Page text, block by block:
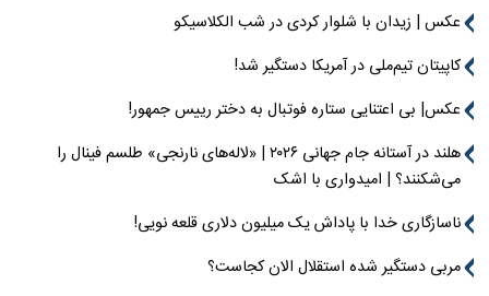
عکس | زیدان با شلوار کردی در شب الکلاسیکو
کاپیتان تیم‌ملی در آمریکا دستگیر شد!
عکس| بی اعتنایی ستاره فوتبال به دختر رییس جمهور!
هلند در آستانه جام جهانی ۲۰۲۶ | «لاله‌های نارنجی» طلسم فینال را
می‌شکنند؟ | امیدواری با اشک
ناسازگاری خدا با پاداش یک میلیون دلاری قلعه نویی!
مربی دستگیر شده استقلال الان کجاست؟